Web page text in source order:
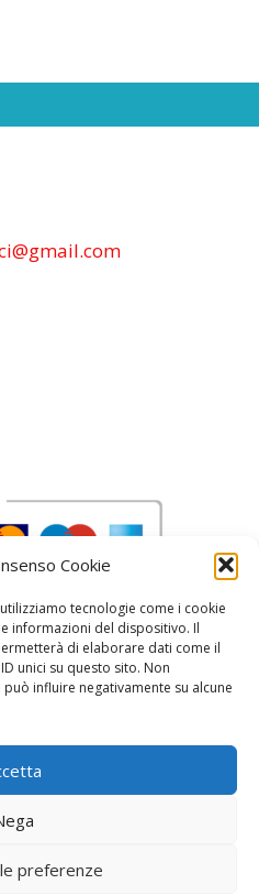
Cookie
tecnologie come i cookie
informazioni del dispositivo. Il
di elaborare dati come il
unici su questo sito. Non
influire negativamente su alcune
preferenze
Policy and
Fattorini